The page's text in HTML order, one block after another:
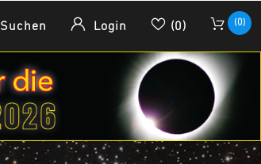
Suchen Login (0) (0)